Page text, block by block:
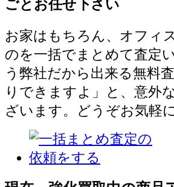
お家はもちろん、オフィ
のを一括でまとめて査定
う弊社だから出来る無料
りできますよ」と、意外
ざいます。どうぞお気軽